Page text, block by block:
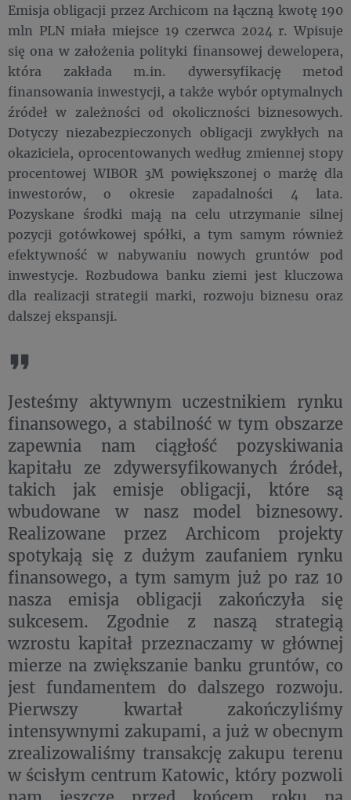
Emisja obligacji przez Archicom na łączną kwotę 190
mln PLN miała miejsce 19 czerwca 2024 r. Wpisuje
się ona w założenia polityki finansowej dewelopera,
która zakłada m.in. dywersyfikację metod
finansowania inwestycji, a także wybór optymalnych
źródeł w zależności od okoliczności biznesowych.
Dotyczy niezabezpieczonych obligacji zwykłych na
okaziciela, oprocentowanych według zmiennej stopy
procentowej WIBOR 3M powiększonej o marżę dla
inwestorów, o okresie zapadalności 4 lata.
Pozyskane środki mają na celu utrzymanie silnej
pozycji gotówkowej spółki, a tym samym również
efektywność w nabywaniu nowych gruntów pod
inwestycje. Rozbudowa banku ziemi jest kluczowa
dla realizacji strategii marki, rozwoju biznesu oraz
dalszej ekspansji.
Jesteśmy aktywnym uczestnikiem rynku
finansowego, a stabilność w tym obszarze
zapewnia nam ciągłość pozyskiwania
kapitału ze zdywersyfikowanych źródeł,
takich jak emisje obligacji, które są
wbudowane w nasz model biznesowy.
Realizowane przez Archicom projekty
spotykają się z dużym zaufaniem rynku
finansowego, a tym samym już po raz 10
nasza emisja obligacji zakończyła się
sukcesem. Zgodnie z naszą strategią
wzrostu kapitał przeznaczamy w głównej
mierze na zwiększanie banku gruntów, co
jest fundamentem do dalszego rozwoju.
Pierwszy kwartał zakończyliśmy
intensywnymi zakupami, a już w obecnym
zrealizowaliśmy transakcję zakupu terenu
w ścisłym centrum Katowic, który pozwoli